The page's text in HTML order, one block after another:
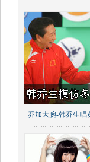
乔加大腕-韩乔生唱